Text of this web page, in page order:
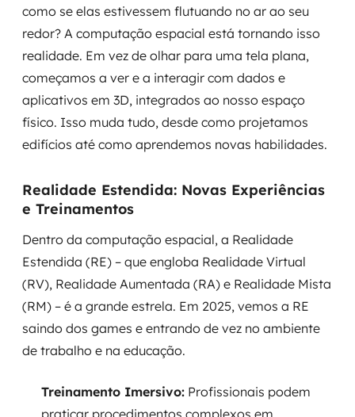
como se elas estivessem flutuando no ar ao seu
redor? A computação espacial está tornando isso
realidade. Em vez de olhar para uma tela plana,
começamos a ver e a interagir com dados e
aplicativos em 3D, integrados ao nosso espaço
físico. Isso muda tudo, desde como projetamos
edifícios até como aprendemos novas habilidades.
Realidade Estendida: Novas Experiências
e Treinamentos
Dentro da computação espacial, a Realidade
Estendida (RE) – que engloba Realidade Virtual
(RV), Realidade Aumentada (RA) e Realidade Mista
(RM) – é a grande estrela. Em 2025, vemos a RE
saindo dos games e entrando de vez no ambiente
de trabalho e na educação.
Treinamento Imersivo: Profissionais podem
praticar procedimentos complexos em